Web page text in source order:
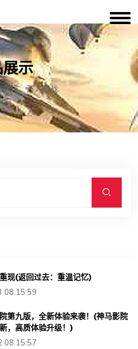
示
其境，万人国战
现(返回过去：重温记忆)
08:15:59
第九版，全新体验来袭！(神马影院
，高质体验升级！)
08:15:57